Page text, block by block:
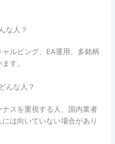
な人？
ルピング、EA運用、多銘柄
す。
んな人？
スを重視する人、国内業者
は向いていない場合があり